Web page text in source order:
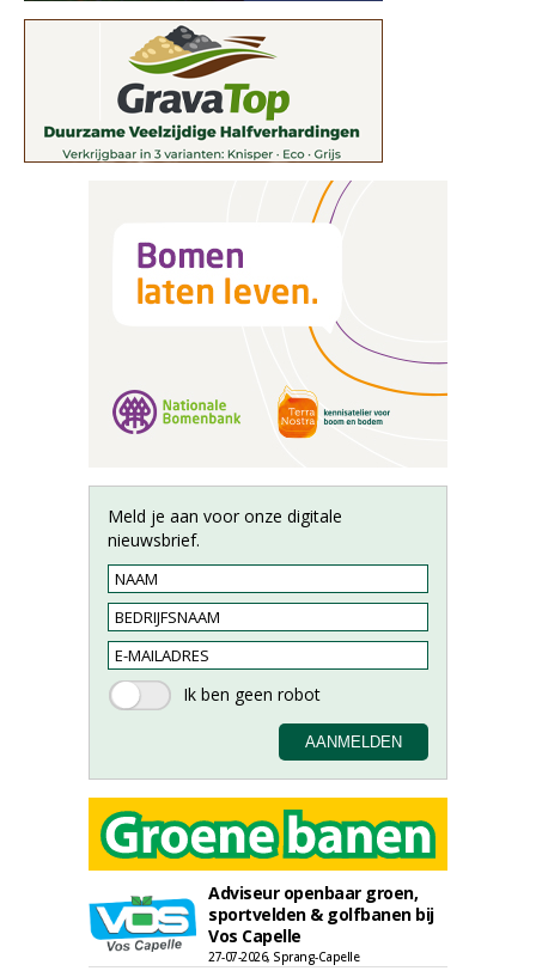
Meld je aan voor onze digitale
nieuwsbrief.
Adviseur openbaar groen,
sportvelden & golfbanen bij
Vos Capelle
27-07-2026, Sprang-Capelle